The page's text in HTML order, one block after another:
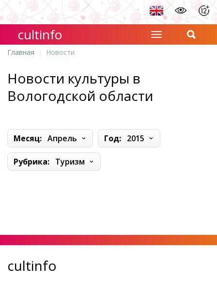
cultinfo
Главная Новости
Новости культуры в
Вологодской области
Месяц: Апрель Год: 2015
Рубрика: Туризм
cultinfo